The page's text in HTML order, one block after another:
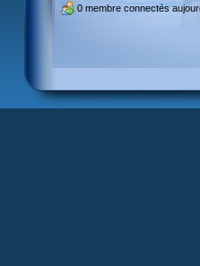
0 membre connectés